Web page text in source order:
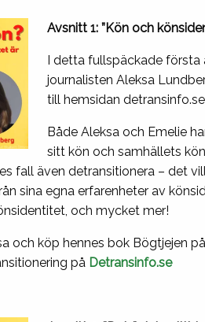
Avsnitt 1: ”Kön och
I detta fullspäckade första
journalisten Aleksa
till hemsidan
Både Aleksa och Emelie
sitt kön och samhällets
fall även detransitionera – det
sina egna erfarenheter av
och mycket mer!
och köp hennes bok Bögtjejen på
på Detransinfo.se